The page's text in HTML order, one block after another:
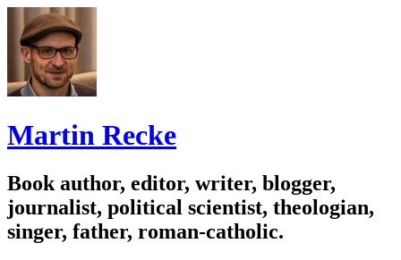
Martin Recke
Book author, editor, writer, blogger,
journalist, political scientist, theologian,
singer, father, roman-catholic.